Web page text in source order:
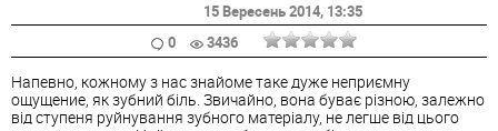
15 Вересень 2014, 13:35
0
3436
Напевно, кожному з нас знайоме таке дуже неприємну
ощущение, як зубний біль. Звичайно, вона буває різною, залежно
від ступеня руйнування зубного матеріалу, не легше від цього